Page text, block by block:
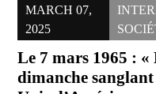
MARCH 07,
2025
Le 7 mars 1965 :
dimanche